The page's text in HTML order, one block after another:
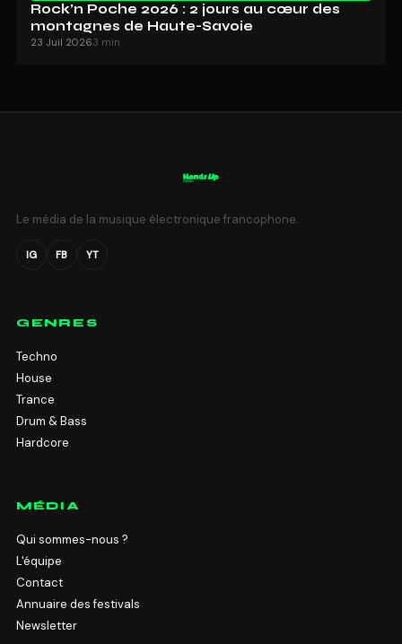
Rock’n Poche 2026 : 2 jours au cœur des
montagnes de Haute-Savoie
23 Juil 20263 min
Le média de la musique électronique francophone.
IG FB YT
GENRES
Techno
House
Trance
Drum & Bass
Hardcore
MÉDIA
Qui sommes-nous ?
L'équipe
Contact
Annuaire des festivals
Newsletter